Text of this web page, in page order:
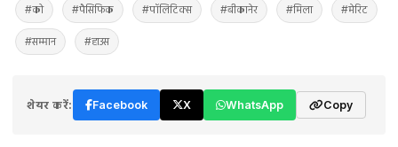
#को #पैसिफिक #पॉलिटिक्स #बीकानेर #मिला #मेरिट
#सम्मान #हाउस
शेयर करें: Facebook X WhatsApp Copy